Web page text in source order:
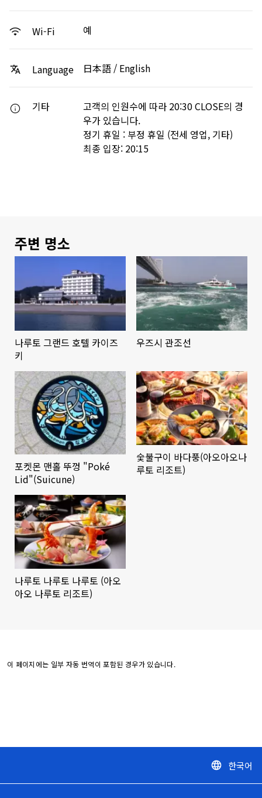
Wi-Fi 예
Language 日本語 / English
기타
고객의 인원수에 따라 20:30 CLOSE의 경
우가 있습니다.
정기 휴일 : 부정 휴일 (전세 영업, 기타)
최종 입장: 20:15
주변 명소
나루토 그랜드 호텔 카이즈
키
우즈시 관조선
포켓몬 맨홀 뚜껑 "Poké
Lid"(Suicune)
숯불구이 바다풍(아오아오나
루토 리조트)
나루토 나루토 나루토 (아오
아오 나루토 리조트)
이 페이지에는 일부 자동 번역이 포함된 경우가 있습니다.
language 한국어